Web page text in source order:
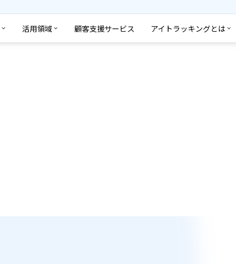
活用領域 顧客支援サービス アイトラッキングとは